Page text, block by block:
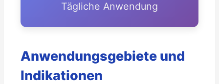
Tägliche Anwendung
Anwendungsgebiete und
Indikationen